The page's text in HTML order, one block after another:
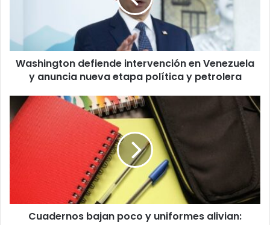
nueva
etapa
política
Washington defiende intervención en Venezuela
y anuncia nueva etapa política y petrolera
Cuadernos
bajan
poco
el
bolsilloCuadernos bajan poco y uniformes alivian: